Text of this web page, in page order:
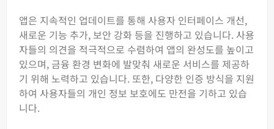
앱은 지속적인 업데이트를 통해 사용자 인터페이스 개선,
새로운 기능 추가, 보안 강화 등을 진행하고 있습니다. 사용
자들의 의견을 적극적으로 수렴하여 앱의 완성도를 높이고
있으며, 금융 환경 변화에 발맞춰 새로운 서비스를 제공하
기 위해 노력하고 있습니다. 또한, 다양한 인증 방식을 지원
하여 사용자들의 개인 정보 보호에도 만전을 기하고 있습
니다.